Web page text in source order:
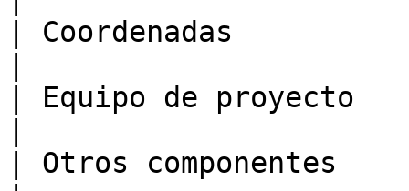
| Coordenadas
| Equipo de proyecto
| Otros componentes